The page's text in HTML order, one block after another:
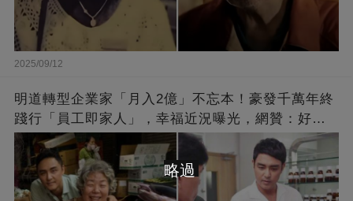
2025/09/12
明道轉型企業家「月入2億」不忘本！豪發千萬年終
踐行「員工即家人」，幸福近況曝光，網贊：好老
闆的福報
略過